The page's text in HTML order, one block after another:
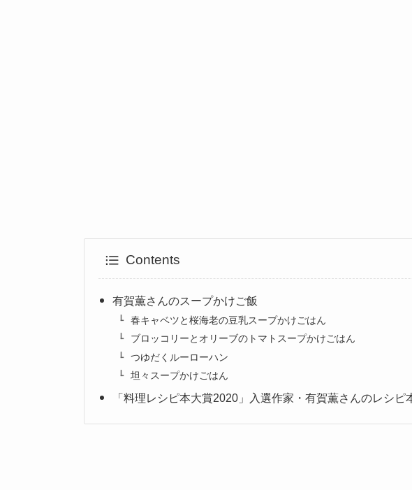
Contents
有賀薫さんのスープかけご飯
春キャベツと桜海老の豆乳スープかけごはん
ブロッコリーとオリーブのトマトスープかけごはん
つゆだくルーローハン
坦々スープかけごはん
「料理レシピ本大賞2020」入選作家・有賀薫さんのレシピ